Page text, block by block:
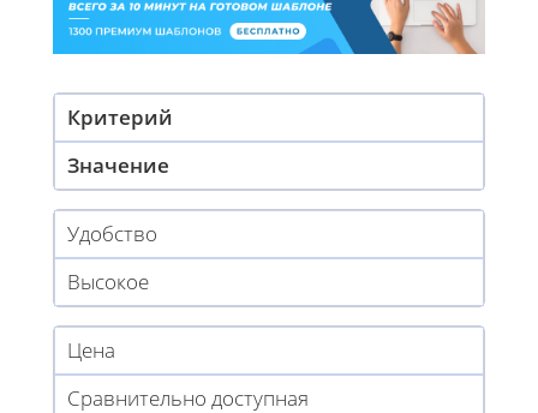
Критерий
Значение
Удобство
Высокое
Цена
Сравнительно доступная